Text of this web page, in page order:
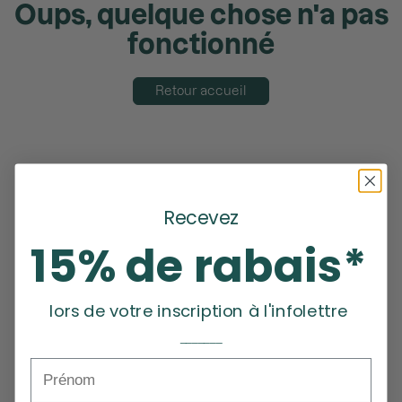
Oups, quelque chose n'a pas
fonctionné
Retour accueil
Recevez
15% de rabais*
lors de votre inscription à l'infolettre